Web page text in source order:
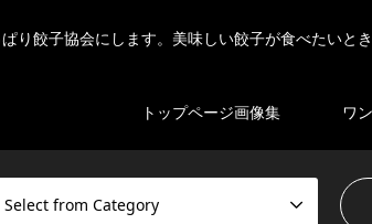
り餃子協会にします。美味しい餃子が食べたいと
トップページ画像集 ワ
Select from Category